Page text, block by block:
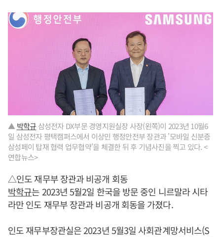
▲ 박학규 삼성전자 DX부문 경영지원실장 사장(왼쪽)이 2023년 10월6
일 삼성전자 평택캠퍼스에서 이상민 행정안전부 장관과 '모바일 신분증
삼성페이 탑재 협력 업무협약'을 체결한 뒤 후 기념사진을 찍고 있다. <
연합뉴스>
△인도 재무부 장관과 비공개 회동
박학규는 2023년 5월2일 한국을 방문 중인 니르말라 시타
라만 인도 재무부 장관과 비공개 회동을 가졌다.
인도 재무부장관실은 2023년 5월3일 사회관계망서비스(S